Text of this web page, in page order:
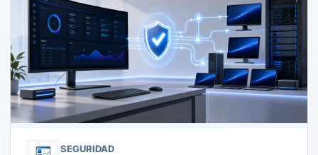
SEGURIDAD